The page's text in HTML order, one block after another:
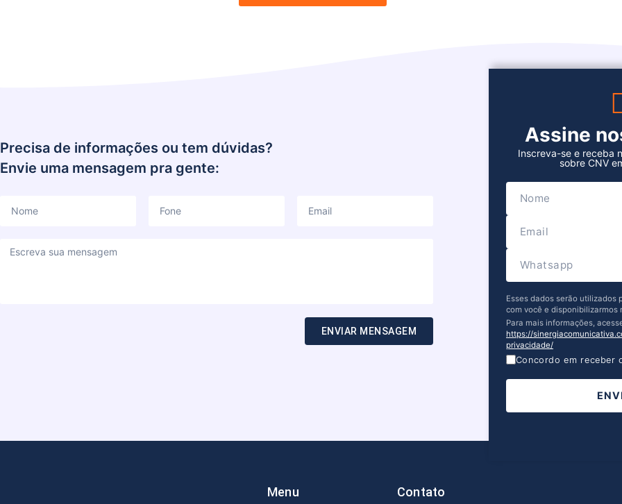
Precisa de informações ou tem dúvidas?
Envie uma mensagem pra gente:
ENVIAR MENSAGEM
Assine
Inscreva-se e receba
sobre CNV
Esses dados serão utilizados
com você e disponibilizarmos
Para mais informações,
https://
privacidade/
Concordo em receber
Menu Contato